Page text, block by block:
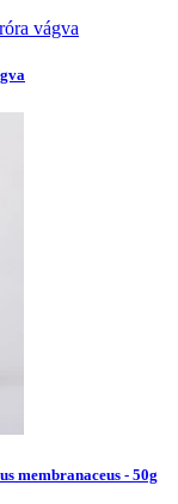
membranaceus - 50g